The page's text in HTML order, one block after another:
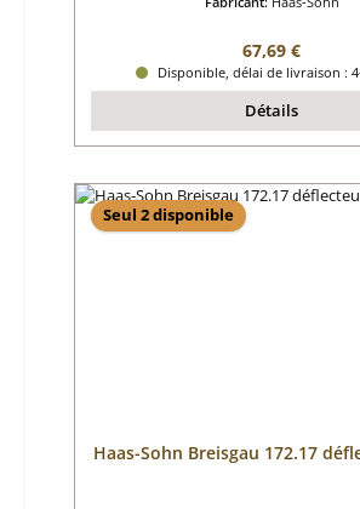
Prix régulier :
67,69 €
Disponible, délai de livraison :
Détails
Seul 2 disponible
Haas-Sohn Breisgau 172.17